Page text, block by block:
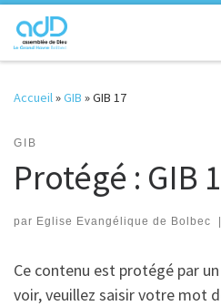
Passer au contenu
Accueil»GIB »GIB 17
GIB
Protégé : GIB
par Eglise Evangélique de Bolbec |
Ce contenu est protégé par
voir, veuillez saisir votre mot